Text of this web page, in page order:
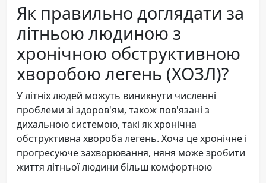
Як правильно доглядати за
літньою людиною з
хронічною обструктивною
хворобою легень (ХОЗЛ)?
У літніх людей можуть виникнути численні
проблеми зі здоров'ям, також пов'язані з
дихальною системою, такі як хронічна
обструктивна хвороба легень. Хоча це хронічне і
прогресуюче захворювання, няня може зробити
життя літньої людини більш комфортною